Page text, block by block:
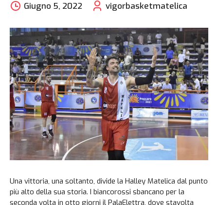
Giugno 5, 2022 vigorbasketmatelica
Una vittoria, una soltanto, divide la Halley Matelica dal punto
più alto della sua storia. I biancorossi sbancano per la
seconda volta in otto giorni il PalaElettra, dove stavolta